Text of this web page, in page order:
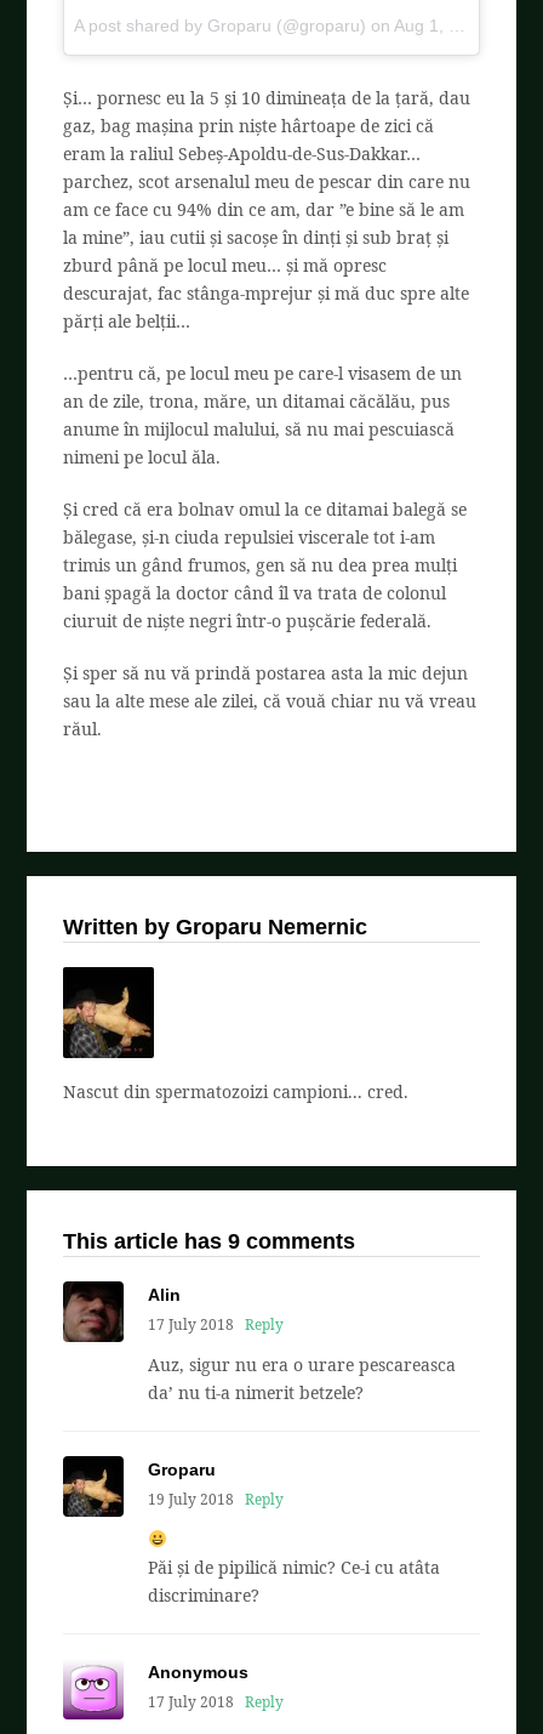
A post shared by Groparu (@groparu) on Aug 1, 2017 at 3:07am PDT
Și… pornesc eu la 5 și 10 dimineața de la țară, dau
gaz, bag mașina prin niște hârtoape de zici că
eram la raliul Sebeș-Apoldu-de-Sus-Dakkar…
parchez, scot arsenalul meu de pescar din care nu
am ce face cu 94% din ce am, dar ”e bine să le am
la mine”, iau cutii și sacoșe în dinți și sub braț și
zburd până pe locul meu… și mă opresc
descurajat, fac stânga-mprejur și mă duc spre alte
părți ale belții…
…pentru că, pe locul meu pe care-l visasem de un
an de zile, trona, măre, un ditamai căcălău, pus
anume în mijlocul malului, să nu mai pescuiască
nimeni pe locul ăla.
Și cred că era bolnav omul la ce ditamai balegă se
bălegase, și-n ciuda repulsiei viscerale tot i-am
trimis un gând frumos, gen să nu dea prea mulți
bani șpagă la doctor când îl va trata de colonul
ciuruit de niște negri într-o pușcărie federală.
Și sper să nu vă prindă postarea asta la mic dejun
sau la alte mese ale zilei, că vouă chiar nu vă vreau
răul.
Written by Groparu Nemernic
Nascut din spermatozoizi campioni... cred.
This article has 9 comments
Alin
17 July 2018
Reply
Auz, sigur nu era o urare pescareasca
da’ nu ti-a nimerit betzele?
Groparu
19 July 2018
Reply
Păi și de pipilică nimic? Ce-i cu atâta
discriminare?
Anonymous
17 July 2018
Reply